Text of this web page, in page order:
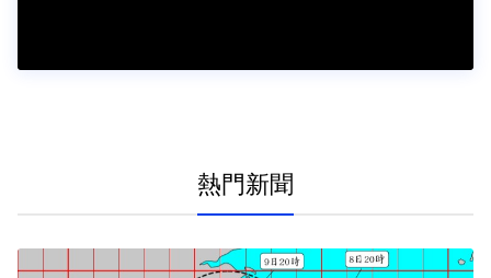
熱門新聞